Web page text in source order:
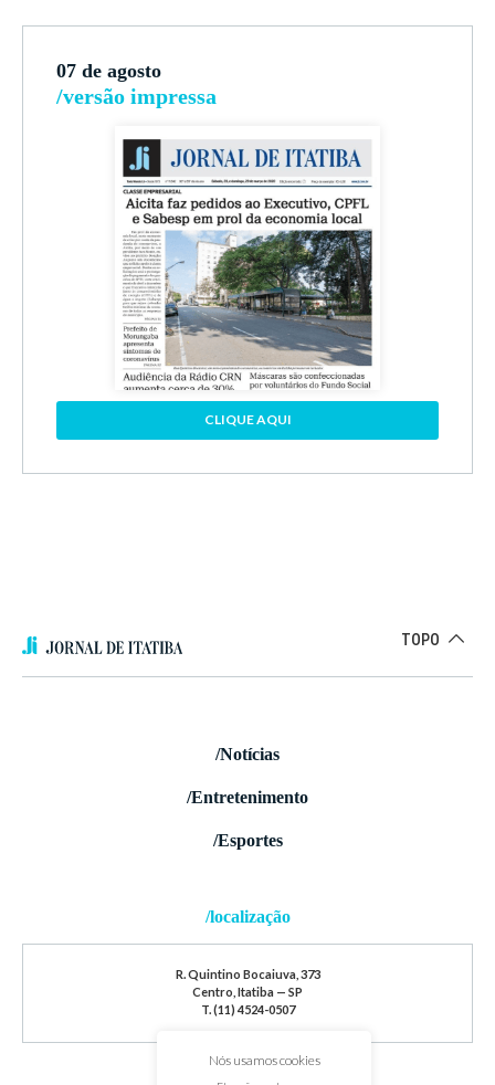
07 de agosto
/versão impressa
CLIQUE AQUI
TOPO
/Notícias
/Entretenimento
/Esportes
/localização
R. Quintino Bocaiuva, 373
Centro, Itatiba — SP
T. (11) 4524-0507
Nós usamos cookies